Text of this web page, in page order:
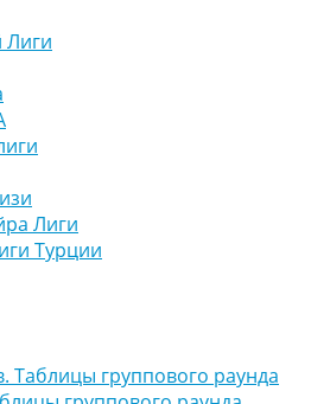
Лиги
Лиги
Турции
Таблицы группового раунда